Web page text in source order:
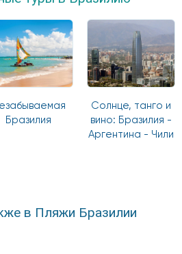
Бразилия
Солнце, танго и
вино: Бразилия -
Аргентина - Чили
в Пляжи Бразилии